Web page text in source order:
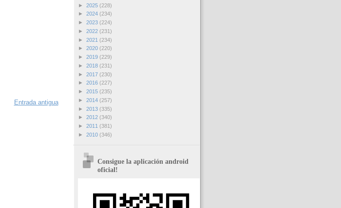
Entrada antigua
► 2025 (228)
► 2024 (234)
► 2023 (224)
► 2022 (231)
► 2021 (234)
► 2020 (220)
► 2019 (229)
► 2018 (231)
► 2017 (230)
► 2016 (227)
► 2015 (235)
► 2014 (257)
► 2013 (335)
► 2012 (340)
► 2011 (381)
► 2010 (346)
Consigue la aplicación android
oficial!